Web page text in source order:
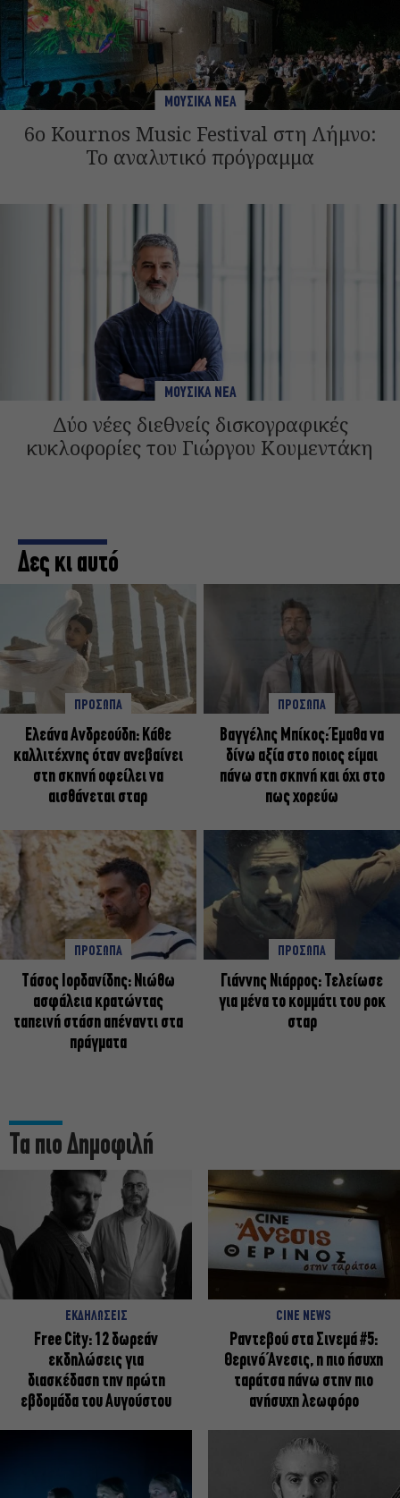
ΜΟΥΣΙΚΑ ΝΕΑ
6ο Kournos Music Festival στη Λήμνο:
Το αναλυτικό πρόγραμμα
ΜΟΥΣΙΚΑ ΝΕΑ
Δύο νέες διεθνείς δισκογραφικές
κυκλοφορίες του Γιώργου Κουμεντάκη
Δες κι αυτό
ΠΡΟΣΩΠΑ
Ελεάνα Ανδρεούδη: Κάθε
καλλιτέχνης όταν ανεβαίνει
στη σκηνή οφείλει να
αισθάνεται σταρ
ΠΡΟΣΩΠΑ
Βαγγέλης Μπίκος: Έμαθα να
δίνω αξία στο ποιος είμαι
πάνω στη σκηνή και όχι στο
πως χορεύω
ΠΡΟΣΩΠΑ
Tάσος Ιορδανίδης: Νιώθω
ασφάλεια κρατώντας
ταπεινή στάση απέναντι στα
πράγματα
ΠΡΟΣΩΠΑ
Γιάννης Νιάρρος: Τελείωσε
για μένα το κομμάτι του ροκ
σταρ
Τα πιο Δημοφιλή
ΕΚΔΗΛΩΣΕΙΣ
Free City: 12 δωρεάν
εκδηλώσεις για
διασκέδαση την πρώτη
εβδομάδα του Αυγούστου
CINE NEWS
Ραντεβού στα Σινεμά #5:
Θερινό Άνεσις, η πιο ήσυχη
ταράτσα πάνω στην πιο
ανήσυχη λεωφόρο